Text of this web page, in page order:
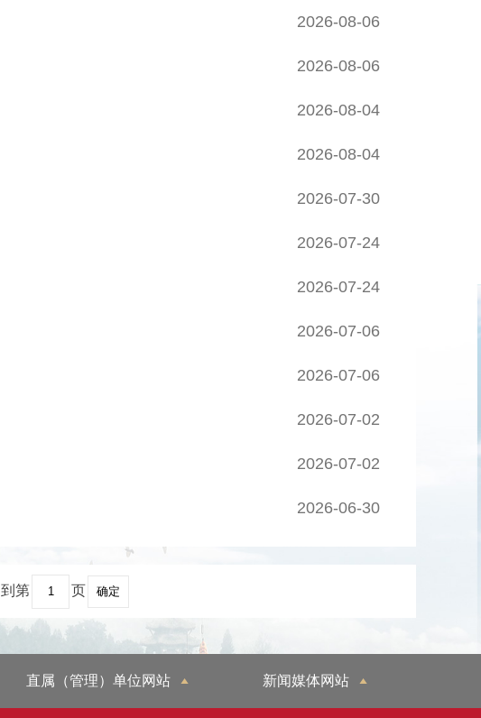
2026-08-06
2026-08-06
2026-08-04
2026-08-04
2026-07-30
2026-07-24
2026-07-24
2026-07-06
2026-07-06
2026-07-02
2026-07-02
2026-06-30
到第 页
直属（管理）单位网站 新闻媒体网站